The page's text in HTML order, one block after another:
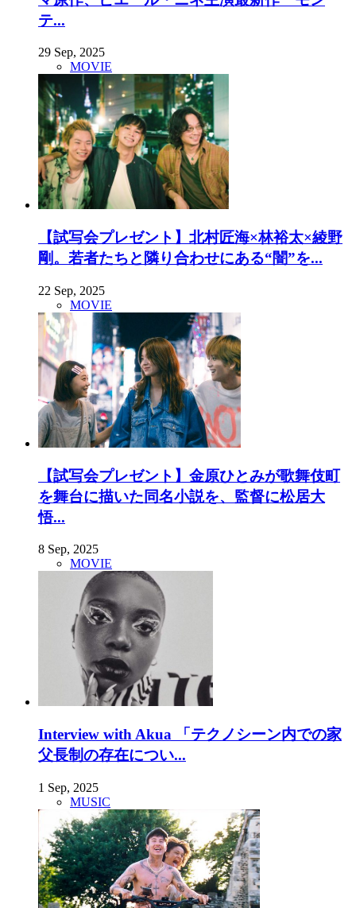
テ...
29 Sep, 2025
MOVIE
【試写会プレゼント】北村匠海×林裕太×綾野
剛。若者たちと隣り合わせにある“闇”を...
22 Sep, 2025
MOVIE
【試写会プレゼント】金原ひとみが歌舞伎町
を舞台に描いた同名小説を、監督に松居大
悟...
8 Sep, 2025
MOVIE
Interview with Akua 「テクノシーン内での家
父長制の存在につい...
1 Sep, 2025
MUSIC